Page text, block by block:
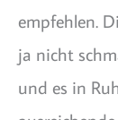
empfehlen.
ja nicht
und es in